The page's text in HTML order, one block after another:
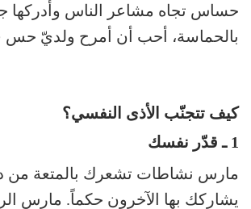
حساس تجاه مشاعر الناس وأدركها
بالحماسة، أحب أن أمرح ولديّ حس
كيف تتجنّب الأذى النفسي؟
1 ـ قدّر نفسك
مارس نشاطات تشعرك بالمتعة من
يشاركك بها الآخرون حكماً. مارس